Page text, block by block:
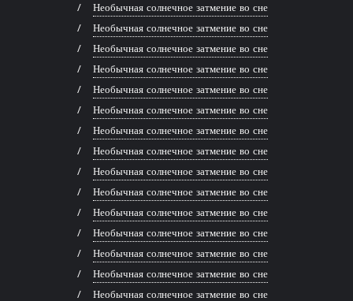
Необычная солнечное затмение во сне
Необычная солнечное затмение во сне
Необычная солнечное затмение во сне
Необычная солнечное затмение во сне
Необычная солнечное затмение во сне
Необычная солнечное затмение во сне
Необычная солнечное затмение во сне
Необычная солнечное затмение во сне
Необычная солнечное затмение во сне
Необычная солнечное затмение во сне
Необычная солнечное затмение во сне
Необычная солнечное затмение во сне
Необычная солнечное затмение во сне
Необычная солнечное затмение во сне
Необычная солнечное затмение во сне